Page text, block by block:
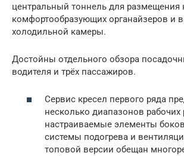
центральный тоннель для размещения
комфортообразующих органайзеров и
холодильной камеры.
Достойны отдельного обзора
водителя и трёх пассажиров.
Сервис кресел первого ряда
несколько диапазонов рабочих
настраиваемые элементы
системы подогрева и
топовой версии обещан